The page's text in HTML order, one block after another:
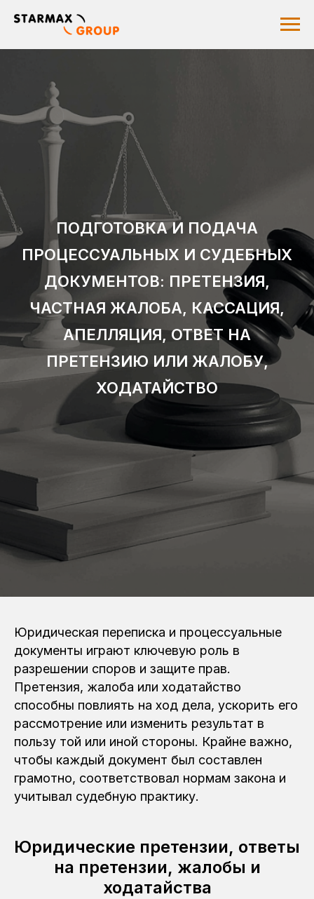
ПОДГОТОВКА И ПОДАЧА
ПРОЦЕССУАЛЬНЫХ И СУДЕБНЫХ
ДОКУМЕНТОВ: ПРЕТЕНЗИЯ,
ЧАСТНАЯ ЖАЛОБА, КАССАЦИЯ,
АПЕЛЛЯЦИЯ, ОТВЕТ НА
ПРЕТЕНЗИЮ ИЛИ ЖАЛОБУ,
ХОДАТАЙСТВО
Юридическая переписка и процессуальные
документы играют ключевую роль в
разрешении споров и защите прав.
Претензия, жалоба или ходатайство
способны повлиять на ход дела, ускорить его
рассмотрение или изменить результат в
пользу той или иной стороны. Крайне важно,
чтобы каждый документ был составлен
грамотно, соответствовал нормам закона и
учитывал судебную практику.
Юридические претензии, ответы
на претензии, жалобы и
ходатайства